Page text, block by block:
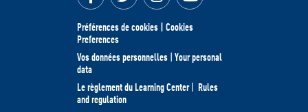
Préférences de cookies | Cookies
Preferences
Vos données personnelles | Your personal
data
Le règlement du Learning Center| Rules
and regulation